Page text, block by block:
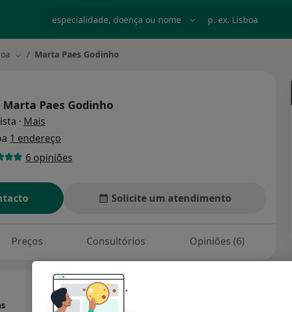
Mudar de cidade
Marta Paes Godinho
Marta Paes Godinho
· Mais
1 endereço
6 opiniões
Solicite um atendimento
Preços Consultórios Opiniões (6)